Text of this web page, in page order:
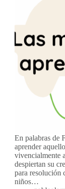
En palabras de
aprender
vivencialmente
despiertan su
para resolución
niños…